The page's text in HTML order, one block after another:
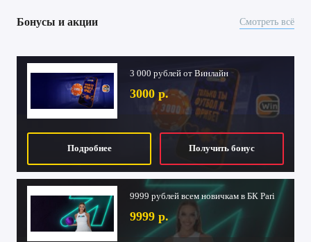
Бонусы и акции Смотреть всё
3 000 рублей от Винлайн
3000 р.
Подробнее Получить бонус
9999 рублей всем новичкам в БК Pari
9999 р.